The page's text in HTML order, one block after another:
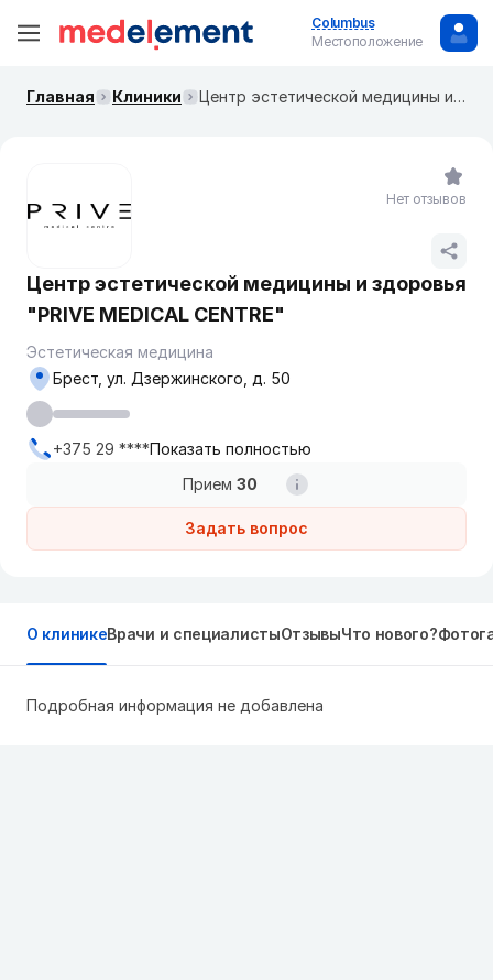
Columbus
Местоположение
Главная Клиники Центр эстетической медицины и здоровья "PRIVE MEDICAL CENTRE"
Центр эстетической медицины и здоровья
"PRIVE MEDICAL CENTRE"
Эстетическая медицина
Прием 30
Задать вопрос
Брест, ул. Дзержинского, д. 50
+375 29 ****Показать полностью
Нет отзывов
О клиникеВрачи и специалистыОтзывыЧто нового?
Подробная информация не добавлена